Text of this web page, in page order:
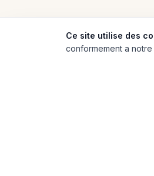
Ce site utilise des
conformement a notre